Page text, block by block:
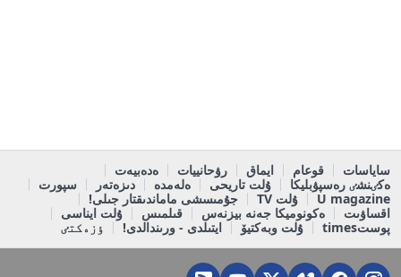
ساياسات قوعام ايماق رۋحانييات
ەدەبيەت
ەكٸنشٸ رەسپۋبليكا
ۇلت تاريحى ەلەمدە دىزەتەر
سپورت
U magazine
ۇلت TV
جۇمىسشى ماماندىقتار جىلى!
اقساۋىت
ەكونوميكا جەنە بيزنەس قىلمىس
ۇلت ايناسى
پوستtimes
ۇلت وبەكتيۆ ايتىلدى - ورىندالدى! ٶزەكتٸ